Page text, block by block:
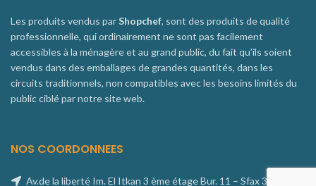
Les produits vendus parShopchef, sont des produits de qualité
professionnelle, qui ordinairement ne sont pas facilement
accessibles à la ménagère et au grand public, du fait qu’ils soient
vendus dans des emballages de grandes quantités, dans les
circuits traditionnels, non compatibles avec les besoins limités du
public ciblé par notre site web.
NOS COORDONNEES
Av.de la liberté Im. El Itkan 3 ème étage Bur. 11 – Sfax 3027